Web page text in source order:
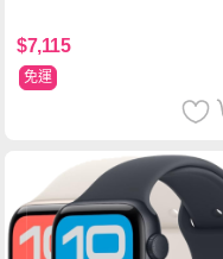
$7,115
免運